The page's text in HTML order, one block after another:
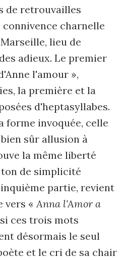
de retrouvailles
charnelle
lieu de
adieux. Le premier
l'amour »,
la première et la
d'heptasyllabes.
forme invoquée, celle
sûr allusion à
la même liberté
de simplicité
partie, revient
vers « Anna l'Amor a
ces trois mots
désormais le seul
et le cri de sa chair